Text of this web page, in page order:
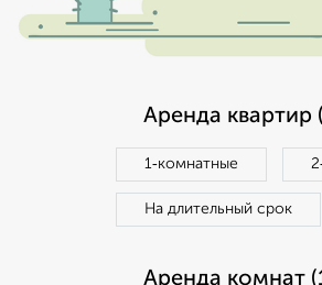
Аренда квартир
1‑комнатные
На длительный срок
Аренда комнат